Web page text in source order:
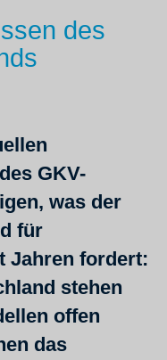
des
GKV-
was der
für
Jahren fordert:
stehen
offen
das